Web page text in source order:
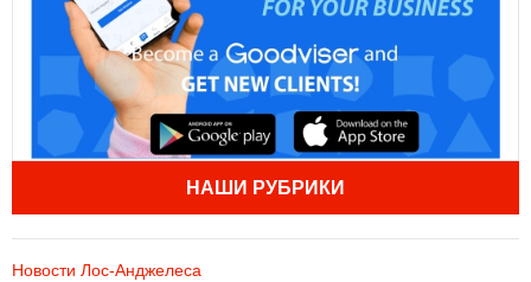
НАШИ РУБРИКИ
Новости Лос-Анджелеса